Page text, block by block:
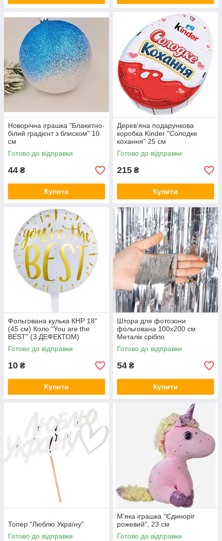
Новорічна іграшка "Блакитно-
білий градієнт з блиском" 10
см
Готово до відправки
44 ₴
Купити
Дерев'яна подарункова
коробка Kinder "Солодке
кохання" 25 см
Готово до відправки
215 ₴
Купити
Фольгована кулька КНР 18"
(45 см) Коло "You are the
BEST" (З ДЕФЕКТОМ)
Готово до відправки
10 ₴
Купити
Штора для фотозони
фольгована 100х200 см
Металік срібло
Готово до відправки
54 ₴
Купити
Топер "Люблю Україну"
Готово до відправки
М'яка іграшка "Єдиноріг
рожевий", 23 см
Готово до відправки